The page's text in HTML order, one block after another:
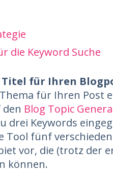
die Keyword Suche
für Ihren
für Ihren Post
den Blog Topic
drei Keywords
Tool fünf
vor, die (trotz der
können.